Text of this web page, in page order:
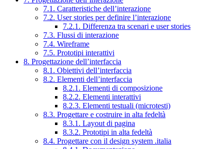
7.1. Caratteristiche dell’interazione
7.2. User stories per definire l’interazione
7.2.1. Differenza tra scenari e user stories
7.3. Flussi di interazione
7.4. Wireframe
7.5. Prototipi interattivi
8. Progettazione dell’interfaccia
8.1. Obiettivi dell’interfaccia
8.2. Elementi dell’interfaccia
8.2.1. Elementi di composizione
8.2.2. Elementi interattivi
8.2.3. Elementi testuali (microtesti)
8.3. Progettare e costruire in alta fedeltà
8.3.1. Layout di pagina
8.3.2. Prototipi in alta fedeltà
8.4. Progettare con il design system .italia